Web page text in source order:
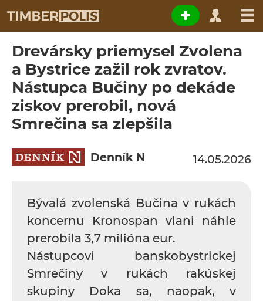
Drevársky priemysel Zvolena
a Bystrice zažil rok zvratov.
Nástupca Bučiny po dekáde
ziskov prerobil, nová
Smrečina sa zlepšila
Denník N 14.05.2026
Bývalá zvolenská Bučina v rukách
koncernu Kronospan vlani náhle
prerobila 3,7 milióna eur.
Nástupcovi banskobystrickej
Smrečiny v rukách rakúskej
skupiny Doka sa, naopak, v